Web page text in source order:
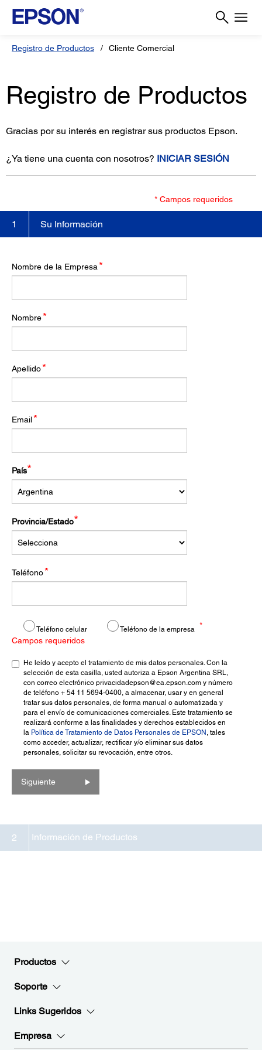
Registro de Productos Cliente Comercial
Registro de Productos
Gracias por su interés en registrar sus productos Epson.
¿Ya tiene una cuenta con nosotros? INICIAR SESIÓN
* Campos requeridos
1 Su Información
Nombre de la Empresa *
Nombre*
Apellido*
Email*
País*
Provincia/Estado*
Teléfono*
Teléfono celular Teléfono de la empresa *
Campos requeridos
He leído y acepto el tratamiento de mis datos personales. Con la
selección de esta casilla, usted autoriza a Epson Argentina SRL,
con correo electrónico privacidadepson@ea.epson.com y número
de teléfono + 54 11 5694-0400, a almacenar, usar y en general
tratar sus datos personales, de forma manual o automatizada y
para el envío de comunicaciones comerciales. Este tratamiento se
realizará conforme a las finalidades y derechos establecidos en
la Política de Tratamiento de Datos Personales de EPSON , tales
como acceder, actualizar, rectificar y/o eliminar sus datos
personales, solicitar su revocación, entre otros.
Siguiente
2 Información de Productos
Productos
Soporte
Links Sugeridos
Empresa